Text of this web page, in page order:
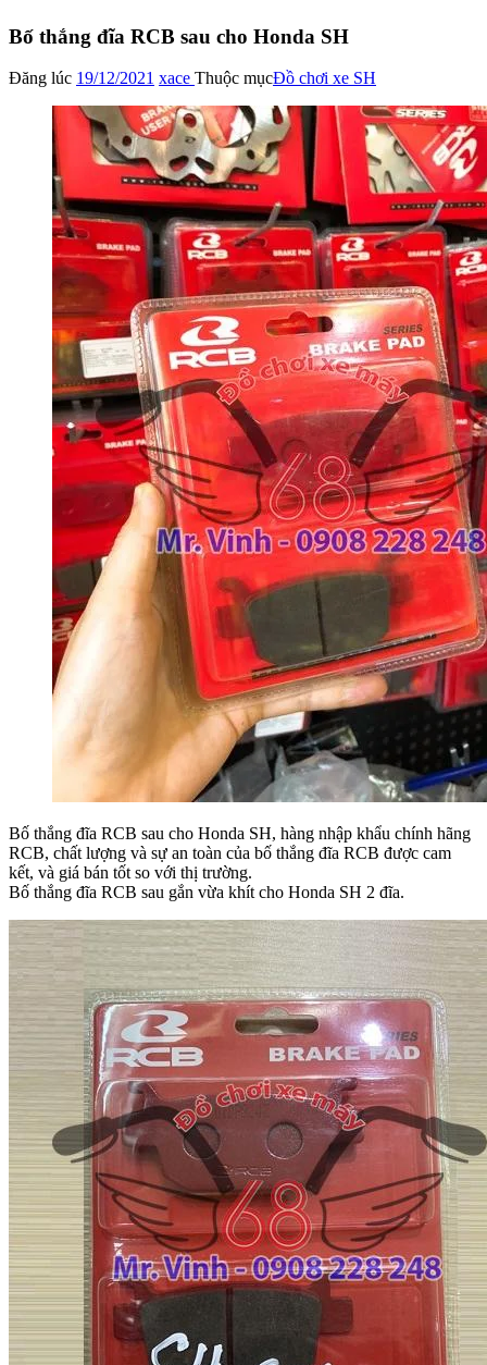
Bố thắng đĩa RCB sau cho Honda SH
Đăng lúc 19/12/2021 xace Thuộc mụcĐồ chơi xe SH
Bố thắng đĩa RCB sau cho Honda SH, hàng nhập khẩu chính hãng
RCB, chất lượng và sự an toàn của bố thắng đĩa RCB được cam
kết, và giá bán tốt so với thị trường.
Bố thắng đĩa RCB sau gắn vừa khít cho Honda SH 2 đĩa.